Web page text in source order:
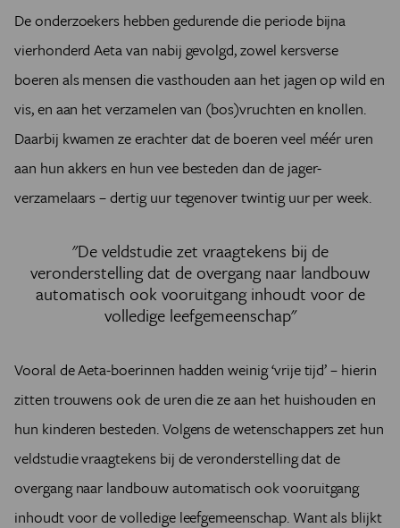
De onderzoekers hebben gedurende die periode bijna
vierhonderd Aeta van nabij gevolgd, zowel kersverse
boeren als mensen die vasthouden aan het jagen op wild en
vis, en aan het verzamelen van (bos)vruchten en knollen.
Daarbij kwamen ze erachter dat de boeren veel méér uren
aan hun akkers en hun vee besteden dan de jager-
verzamelaars – dertig uur tegenover twintig uur per week.
"De veldstudie zet vraagtekens bij de
veronderstelling dat de overgang naar landbouw
automatisch ook vooruitgang inhoudt voor de
volledige leefgemeenschap"
Vooral de Aeta-boerinnen hadden weinig ‘vrije tijd’ – hierin
zitten trouwens ook de uren die ze aan het huishouden en
hun kinderen besteden. Volgens de wetenschappers zet hun
veldstudie vraagtekens bij de veronderstelling dat de
overgang naar landbouw automatisch ook vooruitgang
inhoudt voor de volledige leefgemeenschap. Want als blijkt